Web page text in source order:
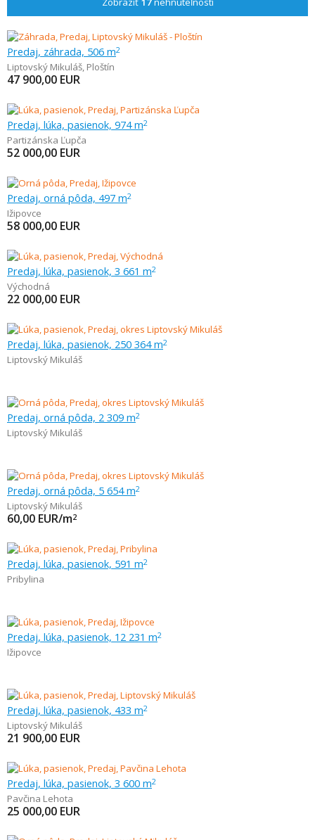
Predaj, záhrada, 506 m2
Liptovský Mikuláš, Ploštín
47 900,00 EUR
Predaj, lúka, pasienok, 974 m2
Partizánska Ľupča
52 000,00 EUR
Predaj, orná pôda, 497 m2
Ižipovce
58 000,00 EUR
Predaj, lúka, pasienok, 3 661 m2
Východná
22 000,00 EUR
Predaj, lúka, pasienok, 250 364 m2
Liptovský Mikuláš
Predaj, orná pôda, 2 309 m2
Liptovský Mikuláš
Predaj, orná pôda, 5 654 m2
Liptovský Mikuláš
60,00 EUR/m2
Predaj, lúka, pasienok, 591 m2
Pribylina
Predaj, lúka, pasienok, 12 231 m2
Ižipovce
Predaj, lúka, pasienok, 433 m2
Liptovský Mikuláš
21 900,00 EUR
Predaj, lúka, pasienok, 3 600 m2
Pavčina Lehota
25 000,00 EUR